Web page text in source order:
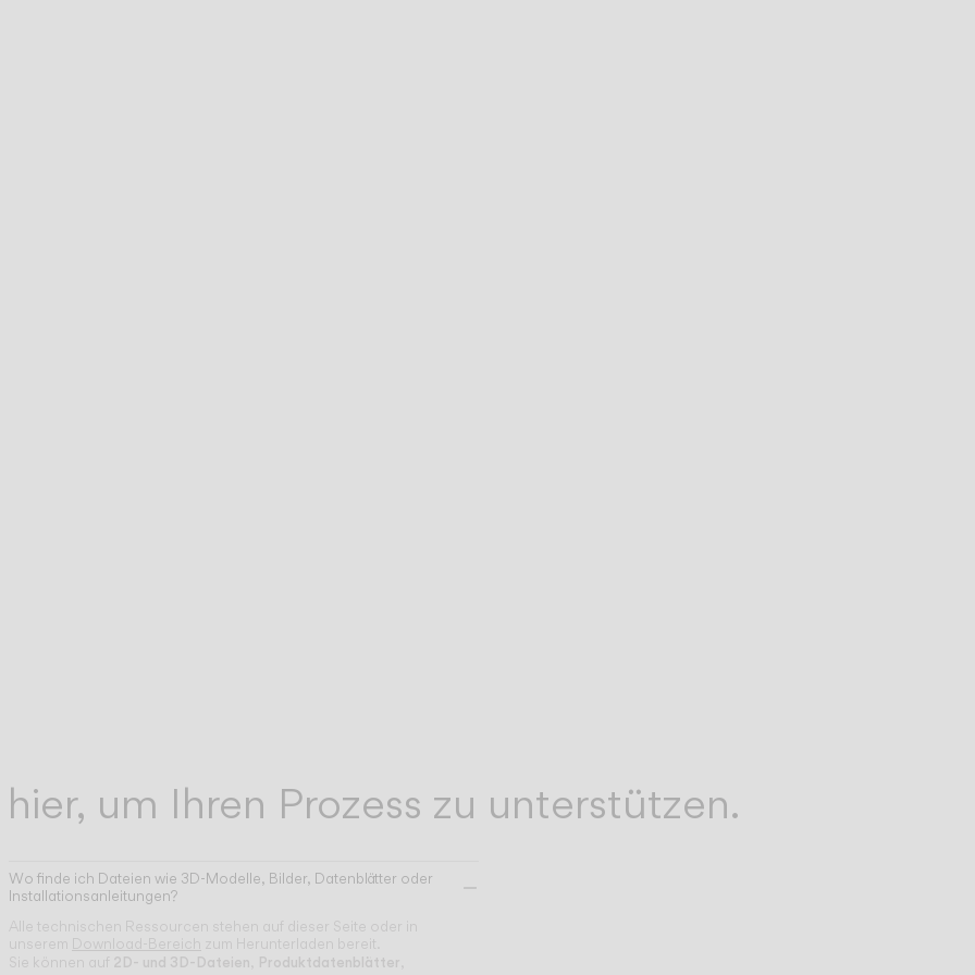
um Ihren Prozess zu unterstützen.
Wo finde ich Dateien wie 3D-Modelle, Bilder, Datenblätter oder
Installationsanleitungen?
Alle technischen Ressourcen stehen auf dieser Seite oder in
unserem Download-Bereich zum Herunterladen bereit.
Sie können auf 2D- und 3D-Dateien Produktdatenblätter